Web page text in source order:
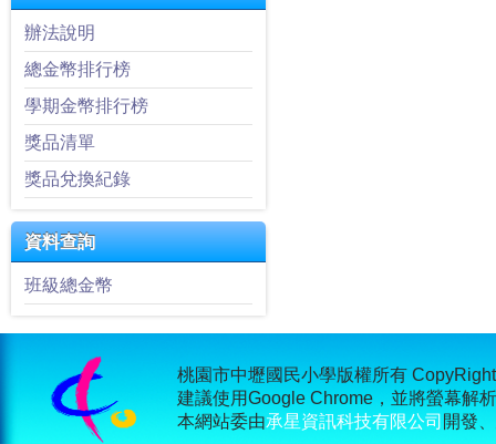
辦法說明
總金幣排行榜
學期金幣排行榜
獎品清單
獎品兌換紀錄
資料查詢
班級總金幣
桃園市中壢國民小學版權所有
建議使用Google Chrome，並將螢幕解
本網站委由承星資訊科技有限公司 開發